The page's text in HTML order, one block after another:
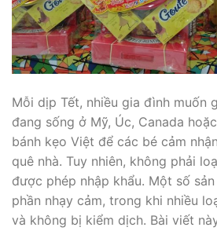
Mỗi dịp Tết, nhiều gia đình muốn
đang sống ở Mỹ, Úc, Canada
bánh kẹo Việt để các bé cảm
quê nhà. Tuy nhiên, không phải
được phép nhập khẩu. Một số
phần nhạy cảm, trong khi nhiều
và không bị kiểm dịch. Bài viết